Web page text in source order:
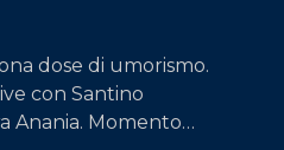
dose di umorismo.
con Santino
Anania. Momento